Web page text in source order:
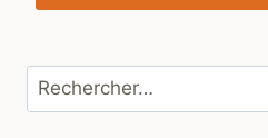
Rechercher :